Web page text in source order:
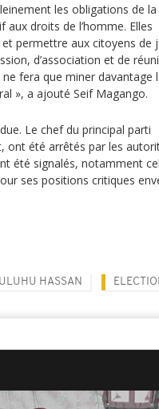
les obligations de la
droits de l’homme. Elles
permettre aux citoyens de
d’association et de
fera que miner davantage
», a ajouté Seif Magango.
Le chef du principal parti
ont été arrêtés par les
été signalés, notamment
ses positions critiques
HASSAN